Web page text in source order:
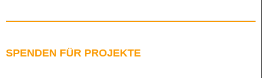
SPENDEN FÜR PROJEKTE